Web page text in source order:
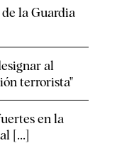
de la Guardia
al
terrorista"
en la
[...]